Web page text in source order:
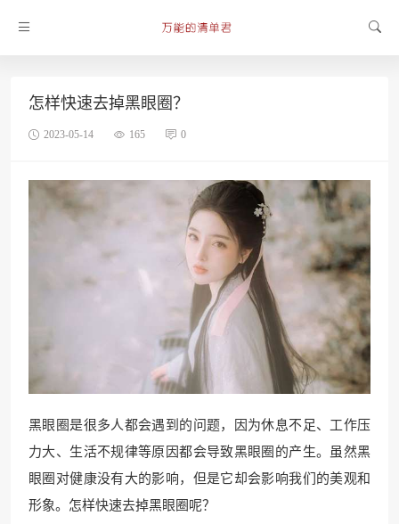
怎样快速去掉黑眼圈？
2023-05-14 165 0
黑眼圈是很多人都会遇到的问题，因为休息不足、工作压
力大、生活不规律等原因都会导致黑眼圈的产生。虽然黑
眼圈对健康没有大的影响，但是它却会影响我们的美观和
形象。怎样快速去掉黑眼圈呢？